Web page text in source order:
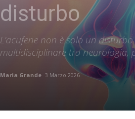
disturbo
L’acufene non è solo un
multidisciplinare tra neurologia,
Maria Grande 3 Marzo 2026